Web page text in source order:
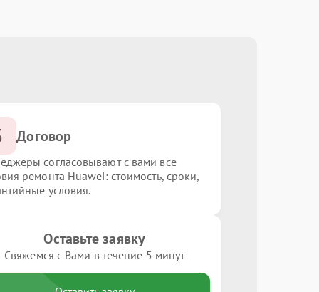
Договор
согласовывают с вами все
ремонта Huawei: стоимость, сроки,
условия.
Оставьте заявку
Свяжемся с Вами в течение 5 минут